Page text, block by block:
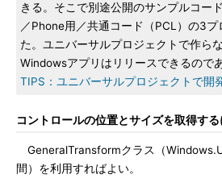
きる。そこで別途公開のサンプルコー
／Phone用／共通コード（PCL）の3プ
た。ユニバーサルプロジェクトで作ら
Windowsアプリはリリースできるので
TIPS：ユニバーサルプロジェクトで開
コントロールの位置とサイズを取得する
GeneralTransformクラス（
間）を利用すればよい。